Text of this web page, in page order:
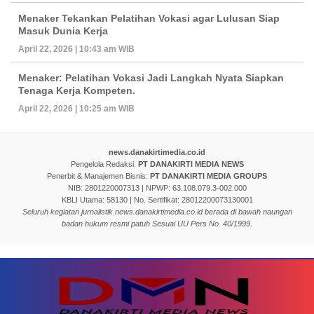
Menaker Tekankan Pelatihan Vokasi agar Lulusan Siap
Masuk Dunia Kerja
April 22, 2026 | 10:43 am WIB
Menaker: Pelatihan Vokasi Jadi Langkah Nyata Siapkan
Tenaga Kerja Kompeten.
April 22, 2026 | 10:25 am WIB
news.danakirtimedia.co.id
Pengelola Redaksi: PT DANAKIRTI MEDIA NEWS
Penerbit & Manajemen Bisnis: PT DANAKIRTI MEDIA GROUPS
NIB: 2801220007313 | NPWP: 63.108.079.3-002.000
KBLI Utama: 58130 | No. Sertifikat: 28012200073130001
Seluruh kegiatan jurnalistik news.danakirtimedia.co.id berada di bawah naungan
badan hukum resmi patuh Sesuai UU Pers No. 40/1999.